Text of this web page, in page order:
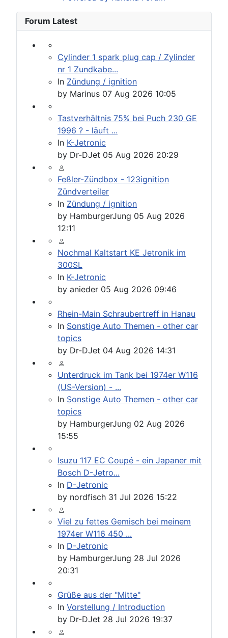
Forum Latest
Cylinder 1 spark plug cap / Zylinder
nr 1 Zundkabe...
In Zündung / ignition
by Marinus 07 Aug 2026 10:05
Tastverhältnis 75% bei Puch 230 GE
1996 ? - läuft ...
In K-Jetronic
by Dr-DJet 05 Aug 2026 20:29
Feßler-Zündbox - 123ignition
Zündverteiler
In Zündung / ignition
by HamburgerJung 05 Aug 2026
12:11
Nochmal Kaltstart KE Jetronik im
300SL
In K-Jetronic
by anieder 05 Aug 2026 09:46
Rhein-Main Schraubertreff in Hanau
In Sonstige Auto Themen - other car
topics
by Dr-DJet 04 Aug 2026 14:31
Unterdruck im Tank bei 1974er W116
(US-Version) - ...
In Sonstige Auto Themen - other car
topics
by HamburgerJung 02 Aug 2026
15:55
Isuzu 117 EC Coupé - ein Japaner mit
Bosch D-Jetro...
In D-Jetronic
by nordfisch 31 Jul 2026 15:22
Viel zu fettes Gemisch bei meinem
1974er W116 450 ...
In D-Jetronic
by HamburgerJung 28 Jul 2026
20:31
Grüße aus der "Mitte"
In Vorstellung / Introduction
by Dr-DJet 28 Jul 2026 19:37